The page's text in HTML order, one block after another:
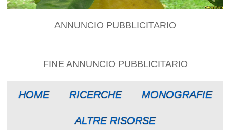
ANNUNCIO PUBBLICITARIO
FINE ANNUNCIO PUBBLICITARIO
HOME RICERCHE MONOGRAFIE
ALTRE RISORSE